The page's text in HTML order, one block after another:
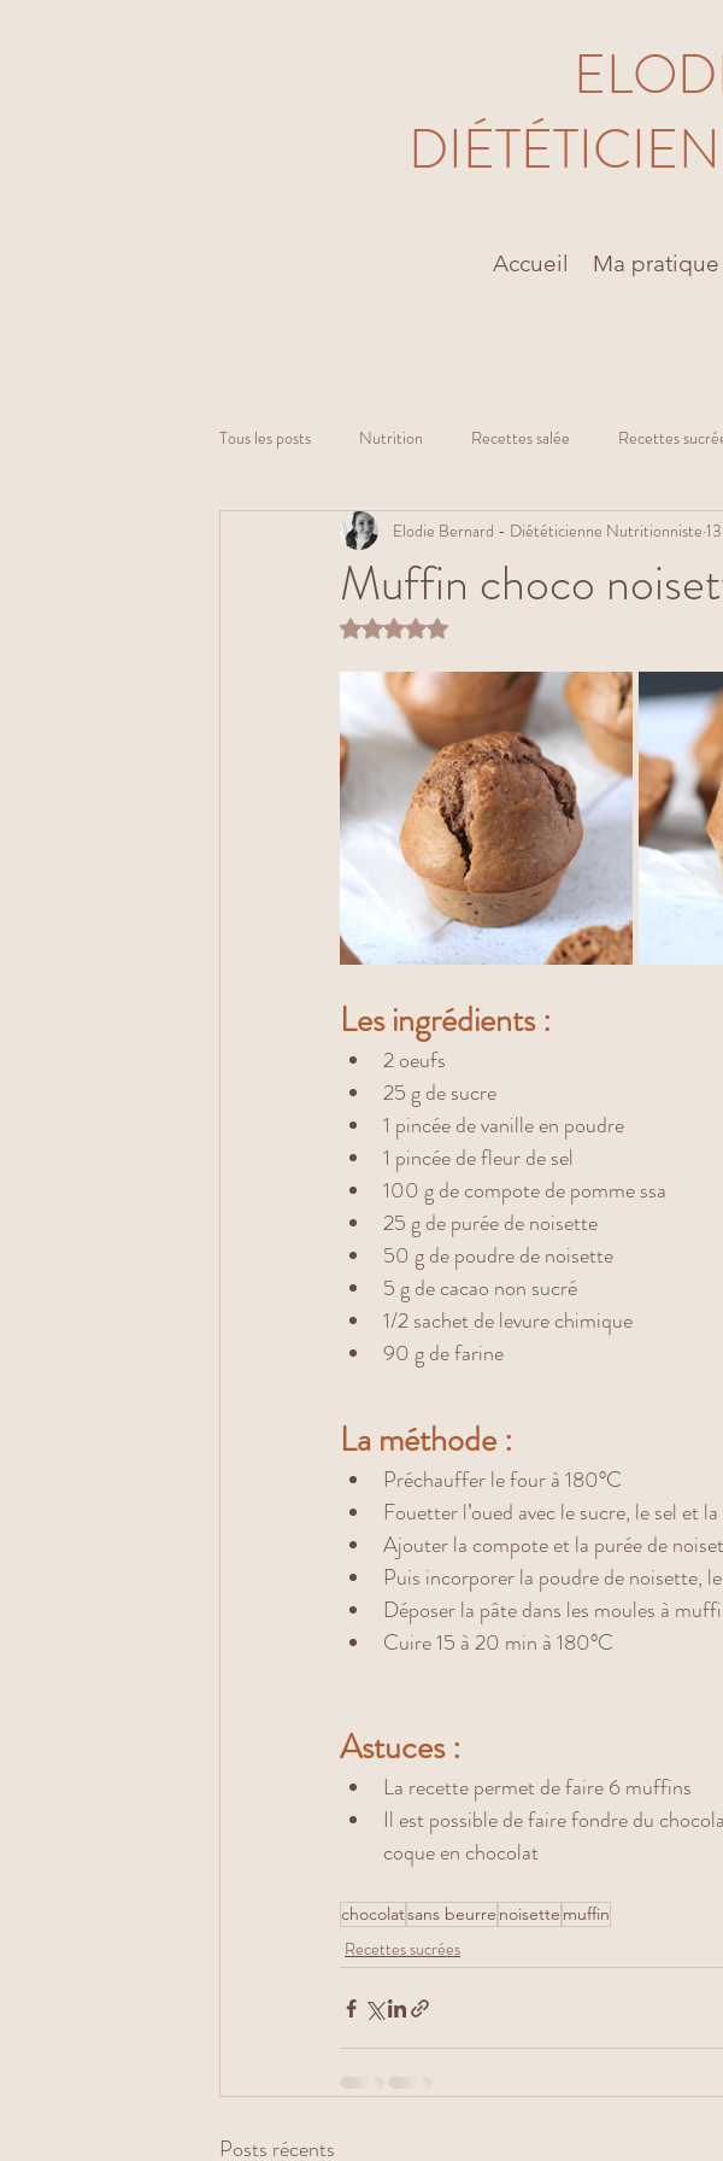
Accueil Ma pratique
Tous les posts Nutrition Recettes salée Recettes
Muffin choco
Elodie Bernard - Diététicienne Nutritionniste
Noté NaN étoiles sur 5.
Les ingrédients :
2 oeufs
25 g de sucre
1 pincée de vanille en poudre
1 pincée de fleur de sel
100 g de compote de pomme ssa
25 g de purée de noisette
50 g de poudre de noisette
5 g de cacao non sucré
1/2 sachet de levure chimique
90 g de farine
La méthode :
Préchauffer le four à 180°C
Fouetter l’oued avec le sucre, le sel et
Ajouter la compote et la purée de
Puis incorporer la poudre de noisette,
Déposer la pâte dans les moules à
Cuire 15 à 20 min à 180°C
Astuces :
La recette permet de faire 6 muffins
Il est possible de faire fondre du
coque en chocolat
chocolatsans beurre noisette muffin
Recettes sucrées
Posts récents